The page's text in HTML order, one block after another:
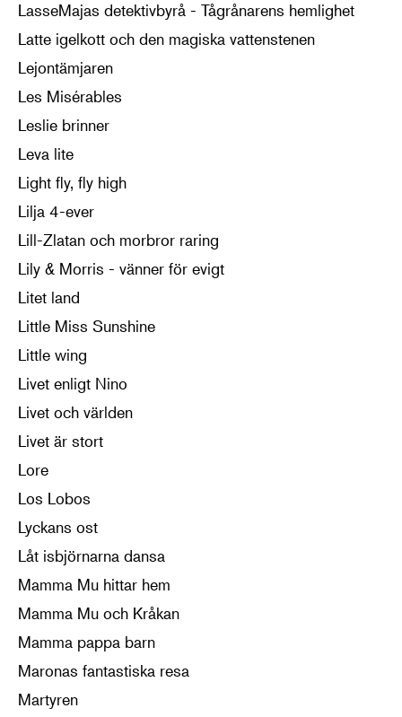
LasseMajas detektivbyrå - Tågrånarens hemlighet
Latte igelkott och den magiska vattenstenen
Lejontämjaren
Les Misérables
Leslie brinner
Leva lite
Light fly, fly high
Lilja 4-ever
Lill-Zlatan och morbror raring
Lily & Morris - vänner för evigt
Litet land
Little Miss Sunshine
Little wing
Livet enligt Nino
Livet och världen
Livet är stort
Lore
Los Lobos
Lyckans ost
Låt isbjörnarna dansa
Mamma Mu hittar hem
Mamma Mu och Kråkan
Mamma pappa barn
Maronas fantastiska resa
Martyren